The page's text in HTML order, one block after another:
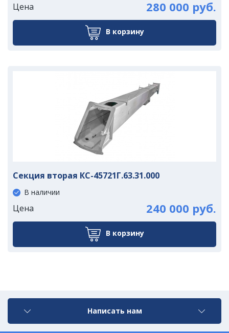
Цена 280 000 руб.
В корзину
Секция вторая КС-45721Г.63.31.000
В наличии
Цена 240 000 руб.
В корзину
Написать нам